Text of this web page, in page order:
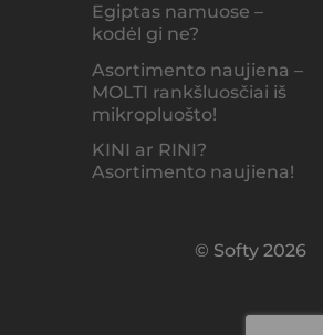
Egiptas namuose –
kodėl gi ne?
Asortimento naujiena –
MOLTI rankšluosčiai iš
mikropluošto!
KINI ar RINI?
Asortimento naujiena!
© Softy 2026